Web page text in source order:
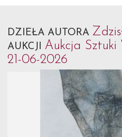
DZIEŁA AUTORA
AUKCJI Aukcja Sztuki
21-06-2026